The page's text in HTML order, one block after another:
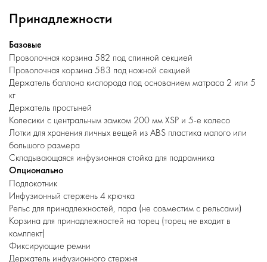
Принадлежности
Базовые
Проволочная корзина 582 под спинной секцией
Проволочная корзина 583 под ножной секцией
Держатель баллона кислорода под основанием матраса 2 или 5
кг
Держатель простыней
Колесики с центральным замком 200 мм XSP и 5-е колесо
Лотки для хранения личных вещей из ABS пластика малого или
большого размера
Складывающаяся инфузионная стойка для подрамника
Опционально
Подлокотник
Инфузионный стержень 4 крючка
Рельс для принадлежностей, пара (не совместим с рельсами)
Корзина для принадлежностей на торец (торец не входит в
комплект)
Фиксирующие ремни
Держатель инфузионного стержня